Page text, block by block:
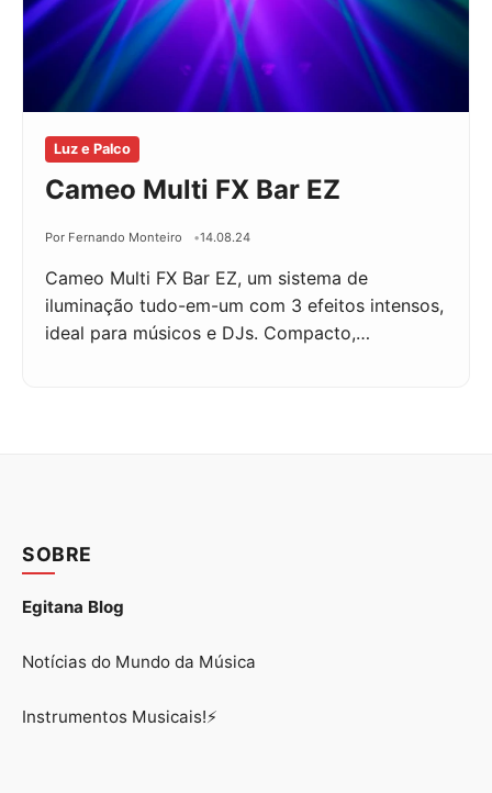
Luz e Palco
Cameo Multi FX Bar EZ
Por Fernando Monteiro 14.08.24
Cameo Multi FX Bar EZ, um sistema de
iluminação tudo-em-um com 3 efeitos intensos,
ideal para músicos e DJs. Compacto,…
SOBRE
Egitana Blog
Notícias do Mundo da Música
Instrumentos Musicais!⚡